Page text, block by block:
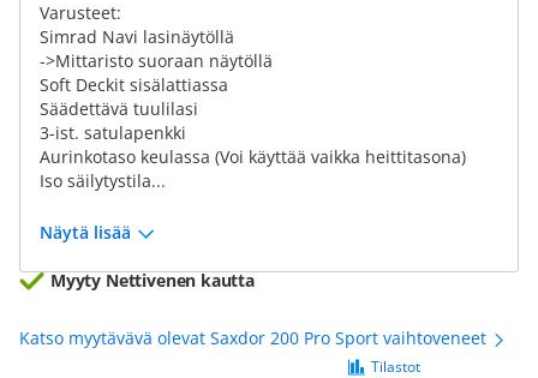
Varusteet:
Simrad Navi lasinäytöllä
->Mittaristo suoraan näytöllä
Soft Deckit sisälattiassa
Säädettävä tuulilasi
3-ist. satulapenkki
Aurinkotaso keulassa (Voi käyttää vaikka heittitasona)
Iso säilytystila...
Näytä lisää
Myyty Nettivenen kautta
Katso myytävävä olevat Saxdor 200 Pro Sport vaihtoveneet
Tilastot